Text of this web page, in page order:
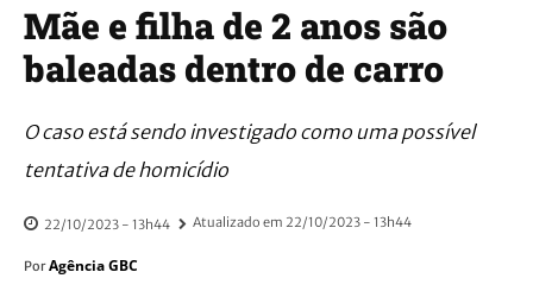
Mãe e filha de 2 anos são
baleadas dentro de carro
O caso está sendo investigado como uma possível
tentativa de homicídio
22/10/2023 - 13h44 Atualizado em 22/10/2023 - 13h44
Por Agência GBC